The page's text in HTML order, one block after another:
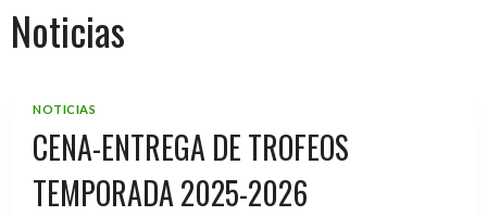
Noticias
NOTICIAS
CENA-ENTREGA DE TROFEOS
TEMPORADA 2025-2026